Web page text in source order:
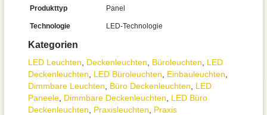
Kategorien
LED Leuchten Decken­leuchten Büroleuchten
LED
Deckenleuchten
LED Büroleuchten Einbauleuchten
Dimmbare Leuchten
Büro Deckenleuchten
LED
Paneele Dimmbare Deckenleuchten
LED Büro
Deckenleuchten
Praxisleuchten
Praxis
Produkttyp Panel
Technologie LED-Technologie